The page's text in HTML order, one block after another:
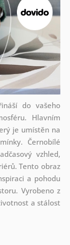
do vašeho
Hlavním
je umístěn na
Černobílé
vzhled,
Tento obraz
a pohodu
Vyrobeno z
a stálost